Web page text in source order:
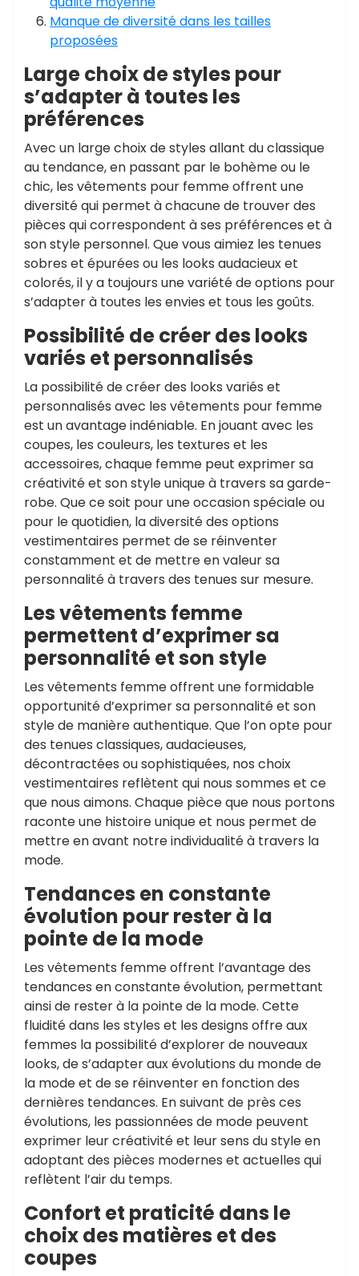
Manque de diversité dans les tailles
proposées
Large choix de styles pour
s’adapter à toutes les
préférences
Avec un large choix de styles allant du classique
au tendance, en passant par le bohème ou le
chic, les vêtements pour femme offrent une
diversité qui permet à chacune de trouver des
pièces qui correspondent à ses préférences et à
son style personnel. Que vous aimiez les tenues
sobres et épurées ou les looks audacieux et
colorés, il y a toujours une variété de options pour
s’adapter à toutes les envies et tous les goûts.
Possibilité de créer des looks
variés et personnalisés
La possibilité de créer des looks variés et
personnalisés avec les vêtements pour femme
est un avantage indéniable. En jouant avec les
coupes, les couleurs, les textures et les
accessoires, chaque femme peut exprimer sa
créativité et son style unique à travers sa garde-
robe. Que ce soit pour une occasion spéciale ou
pour le quotidien, la diversité des options
vestimentaires permet de se réinventer
constamment et de mettre en valeur sa
personnalité à travers des tenues sur mesure.
Les vêtements femme
permettent d’exprimer sa
personnalité et son style
Les vêtements femme offrent une formidable
opportunité d’exprimer sa personnalité et son
style de manière authentique. Que l’on opte pour
des tenues classiques, audacieuses,
décontractées ou sophistiquées, nos choix
vestimentaires reflètent qui nous sommes et ce
que nous aimons. Chaque pièce que nous portons
raconte une histoire unique et nous permet de
mettre en avant notre individualité à travers la
mode.
Tendances en constante
évolution pour rester à la
pointe de la mode
Les vêtements femme offrent l’avantage des
tendances en constante évolution, permettant
ainsi de rester à la pointe de la mode. Cette
fluidité dans les styles et les designs offre aux
femmes la possibilité d’explorer de nouveaux
looks, de s’adapter aux évolutions du monde de
la mode et de se réinventer en fonction des
dernières tendances. En suivant de près ces
évolutions, les passionnées de mode peuvent
exprimer leur créativité et leur sens du style en
adoptant des pièces modernes et actuelles qui
reflètent l’air du temps.
Confort et praticité dans le
choix des matières et des
coupes